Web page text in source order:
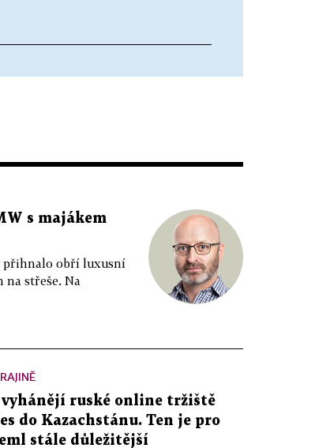
s majákem
přihnalo obří luxusní
střeše. Na
ruské online tržiště
do Kazachstánu. Ten je pro
stále důležitější